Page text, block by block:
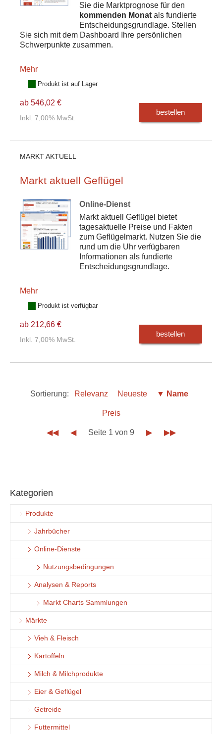
Sie die Marktprognose für den
kommenden Monat als fundierte
Entscheidungsgrundlage. Stellen
Sie sich mit dem Dashboard Ihre persönlichen
Schwerpunkte zusammen.
Mehr
Produkt ist auf Lager
ab 546,02 €
Inkl. 7,00% MwSt.
bestellen
MARKT AKTUELL
Markt aktuell Geflügel
Online-Dienst
Markt aktuell Geflügel bietet
tagesaktuelle Preise und Fakten
zum Geflügelmarkt. Nutzen Sie die
rund um die Uhr verfügbaren
Informationen als fundierte
Entscheidungsgrundlage.
Mehr
Produkt ist verfügbar
ab 212,66 €
Inkl. 7,00% MwSt.
bestellen
Sortierung: Relevanz Neueste ▼ Name
Preis
◀◀ ◀ Seite 1 von 9 ▶ ▶▶
Kategorien
Produkte
Jahrbücher
Online-Dienste
Nutzungsbedingungen
Analysen & Reports
Markt Charts Sammlungen
Märkte
Vieh & Fleisch
Kartoffeln
Milch & Milchprodukte
Eier & Geflügel
Getreide
Futtermittel